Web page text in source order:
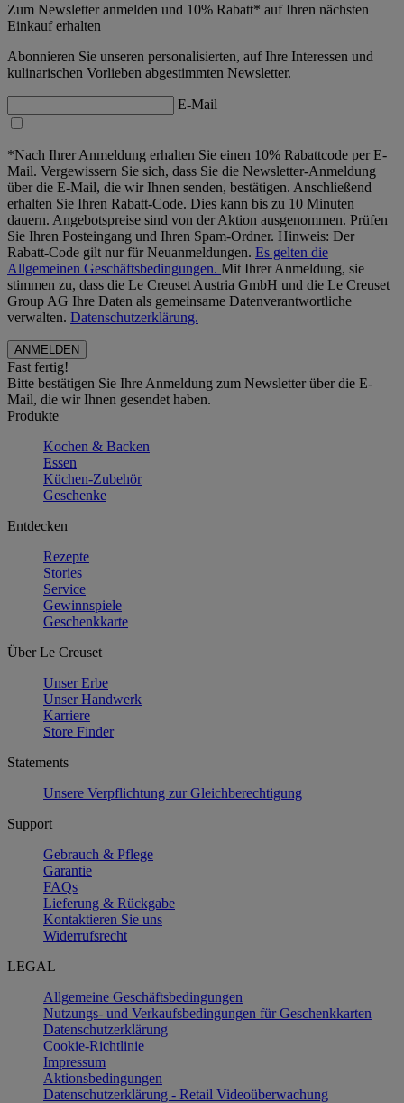
Zum Newsletter anmelden und 10% Rabatt* auf Ihren nächsten
Einkauf erhalten
Abonnieren Sie unseren personalisierten, auf Ihre Interessen und
kulinarischen Vorlieben abgestimmten Newsletter.
E-Mail
*Nach Ihrer Anmeldung erhalten Sie einen 10% Rabattcode per E-
Mail. Vergewissern Sie sich, dass Sie die Newsletter-Anmeldung
über die E-Mail, die wir Ihnen senden, bestätigen. Anschließend
erhalten Sie Ihren Rabatt-Code. Dies kann bis zu 10 Minuten
dauern. Angebotspreise sind von der Aktion ausgenommen. Prüfen
Sie Ihren Posteingang und Ihren Spam-Ordner. Hinweis: Der
Rabatt-Code gilt nur für Neuanmeldungen. Es gelten die
Allgemeinen Geschäftsbedingungen. Mit Ihrer Anmeldung, sie
stimmen zu, dass die Le Creuset Austria GmbH und die Le Creuset
Group AG Ihre Daten als gemeinsame Datenverantwortliche
verwalten. Datenschutzerklärung.
Fast fertig!
Bitte bestätigen Sie Ihre Anmeldung zum Newsletter über die E-
Mail, die wir Ihnen gesendet haben.
Produkte
Kochen & Backen
Essen
Küchen-Zubehör
Geschenke
Entdecken
Rezepte
Stories
Service
Gewinnspiele
Geschenkkarte
Über Le Creuset
Unser Erbe
Unser Handwerk
Karriere
Store Finder
Statements
Unsere Verpflichtung zur Gleichberechtigung
Support
Gebrauch & Pflege
Garantie
FAQs
Lieferung & Rückgabe
Kontaktieren Sie uns
Widerrufsrecht
LEGAL
Allgemeine Geschäftsbedingungen
Nutzungs- und Verkaufsbedingungen für Geschenkkarten
Datenschutzerklärung
Cookie-Richtlinie
Impressum
Aktionsbedingungen
Datenschutzerklärung - Retail Videoüberwachung